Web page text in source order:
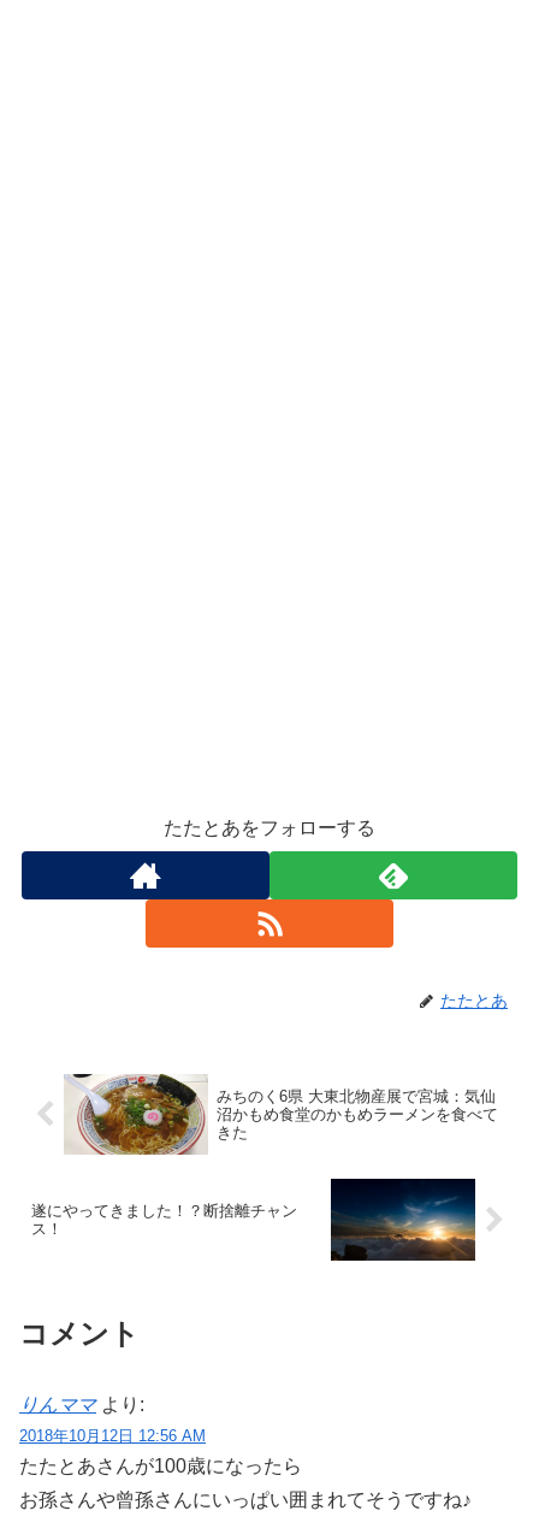
たたとあをフォローする
たたとあ
みちのく6県 大東北物産展で宮城：気仙
沼かもめ食堂のかもめラーメンを食べて
きた
遂にやってきました！？断捨離チャン
ス！
コメント
りんママ より:
2018年10月12日 12:56 AM
たたとあさんが100歳になったら
お孫さんや曾孫さんにいっぱい囲まれてそうですね♪